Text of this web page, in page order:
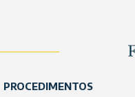
PROCEDIMENTOS